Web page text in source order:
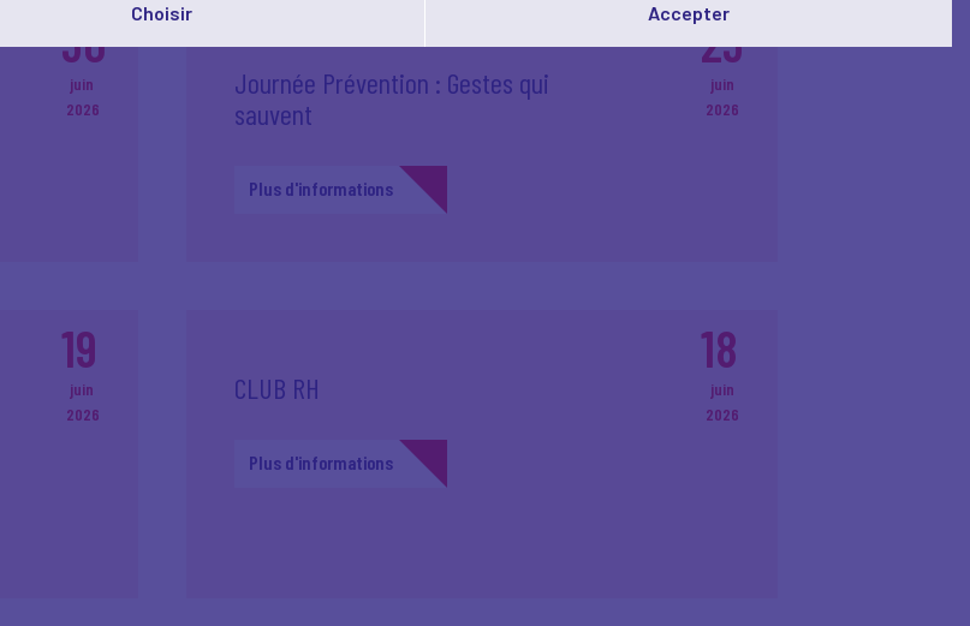
30
juin
2026
23
juin
2026
Journée Prévention : Gestes qui
sauvent
Plus d'informations
19
juin
2026
18
juin
2026
CLUB RH
Plus d'informations
Choisir Accepter